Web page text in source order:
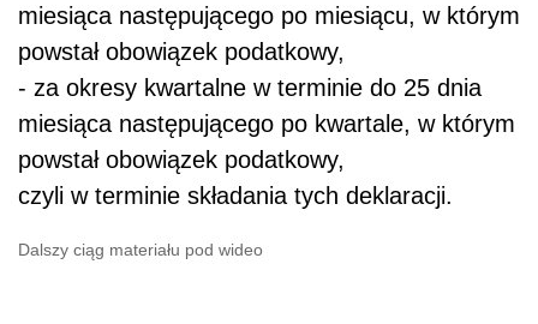
miesiąca następującego po miesiącu, w którym
powstał obowiązek podatkowy,
- za okresy kwartalne w terminie do 25 dnia
miesiąca następującego po kwartale, w którym
powstał obowiązek podatkowy,
czyli w terminie składania tych deklaracji.
Dalszy ciąg materiału pod wideo